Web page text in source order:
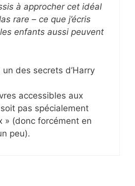
à approcher cet idéal
rare – ce que j’écris
enfants aussi peuvent
un des secrets d’Harry
accessibles aux
pas spécialement
» (donc forcément en
peu).